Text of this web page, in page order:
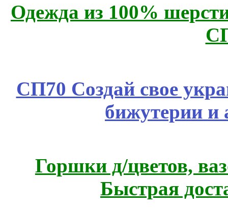
Одежда из 100%
СП70 Создай свое
бижутерии и
Горшки д/цветов,
Быстрая